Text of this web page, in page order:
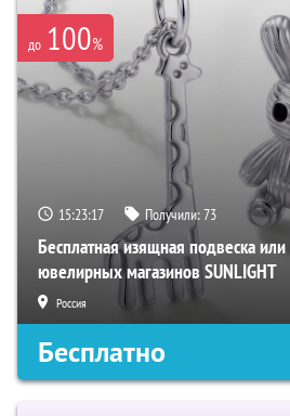
до 100%
15:23:16 Получили:73
Бесплатная изящная подвеска
ювелирных магазинов SUNLIGHT
Россия
Бесплатно